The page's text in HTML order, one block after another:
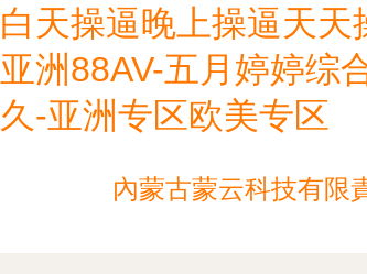
白天操逼晚上操逼天
亚洲88AV-五月婷婷综
久-亚洲专区欧美专区
內蒙古蒙云科技有限